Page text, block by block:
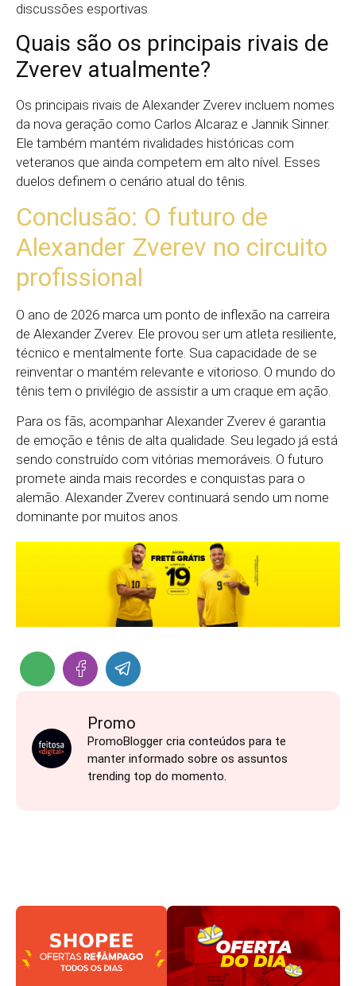
discussões esportivas.
Quais são os principais rivais de
Zverev atualmente?
Os principais rivais de Alexander Zverev incluem nomes
da nova geração como Carlos Alcaraz e Jannik Sinner.
Ele também mantém rivalidades históricas com
veteranos que ainda competem em alto nível. Esses
duelos definem o cenário atual do tênis.
Conclusão: O futuro de
Alexander Zverev no circuito
profissional
O ano de 2026 marca um ponto de inflexão na carreira
de Alexander Zverev. Ele provou ser um atleta resiliente,
técnico e mentalmente forte. Sua capacidade de se
reinventar o mantém relevante e vitorioso. O mundo do
tênis tem o privilégio de assistir a um craque em ação.
Para os fãs, acompanhar Alexander Zverev é garantia
de emoção e tênis de alta qualidade. Seu legado já está
sendo construído com vitórias memoráveis. O futuro
promete ainda mais recordes e conquistas para o
alemão. Alexander Zverev continuará sendo um nome
dominante por muitos anos.
Promo
PromoBlogger cria conteúdos para te
manter informado sobre os assuntos
trending top do momento.